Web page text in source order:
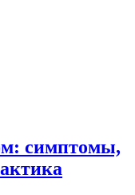
симптомы,